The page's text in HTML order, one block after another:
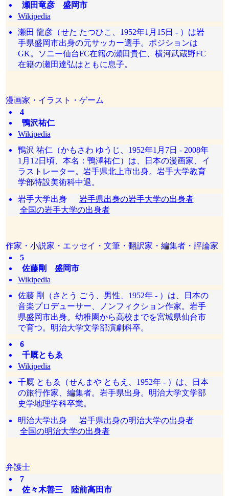
瀬田竜彦 盛岡市
Wikipedia
瀬田 龍彦（せた たつひこ、1952年1月15日 - ）は岩
手県盛岡市出身の元サッカー選手。ポジションは
GK。ソニー仙台FC在籍の瀬田貴仁、横河武蔵野FC
在籍の瀬田達弘はともに息子。
漫画家・イラスト・ゲーム
4
鴨沢祐仁
Wikipedia
鴨沢 祐仁（かもさわ ゆうじ、1952年1月7日 - 2008年
1月12日頃、本名：鴨澤祐仁）は、日本の漫画家、イ
ラストレーター。岩手県北上市出身。岩手大学教育
学部特設美術科中退。
岩手大学出身 岩手県出身の岩手大学の出身者
全国の岩手大学の出身者
作家・小説家・エッセイ・文筆・翻訳家・編集者・評論家
5
佐藤剛 盛岡市
Wikipedia
佐藤 剛（さとう ごう、男性、1952年 - ）は、日本の
音楽プロデューサー、ノンフィクション作家。岩手
県盛岡市出身。幼稚園から高校までを宮城県仙台市
で育つ。明治大学文学部演劇科卒。
6
千厩ともゑ
Wikipedia
千厩 ともゑ（せんまや ともえ、1952年 - ）は、日本
の旅行作家、編集者。岩手県出身。明治大学文学部
史学地理学科卒業。
明治大学出身 岩手県出身の明治大学の出身者
全国の明治大学の出身者
弁護士
7
佐々木善三 陸前高田市